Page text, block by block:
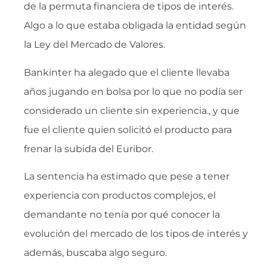
de la permuta financiera de tipos de interés.
Algo a lo que estaba obligada la entidad según
la Ley del Mercado de Valores.
Bankinter ha alegado que el cliente llevaba
años jugando en bolsa por lo que no podía ser
considerado un cliente sin experiencia., y que
fue el cliente quien solicitó el producto para
frenar la subida del Euribor.
La sentencia ha estimado que pese a tener
experiencia con productos complejos, el
demandante no tenía por qué conocer la
evolución del mercado de los tipos de interés y
además, buscaba algo seguro.